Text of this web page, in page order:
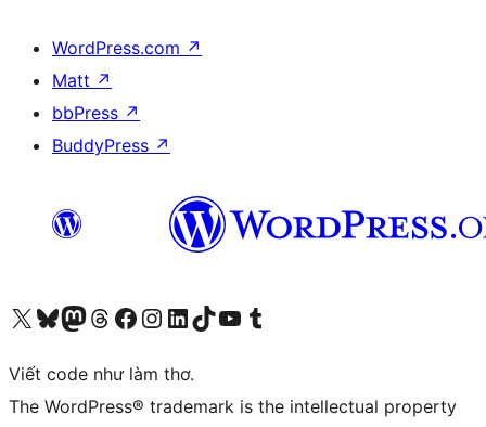
WordPress.com ↗
Matt ↗
bbPress ↗
BuddyPress ↗
Truy cập tài khoản X (trước đây là Twitter) của chúng tôiVisit our Bluesky account
Visit our Mastodon account
Visit our Threads account
Xem trang Facebook của chúng tôiTruy cập tài khoản Instagram của chúng tôiTruy cập tài khoản LinkedIn của chúng tôiVisit our TikTok account
Truy cập kênh YouTube của chúng tôi Visit our Tumblr account
Viết code như làm thơ.
The WordPress® trademark is the intellectual property